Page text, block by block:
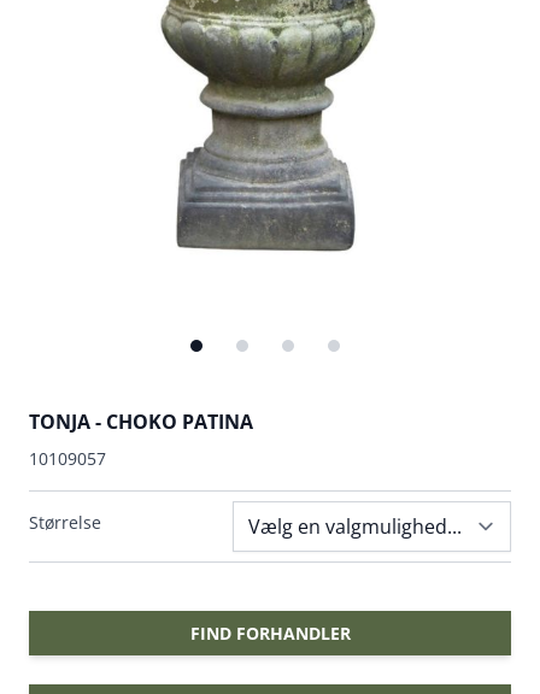
TONJA - CHOKO PATINA
10109057
Størrelse
FIND FORHANDLER